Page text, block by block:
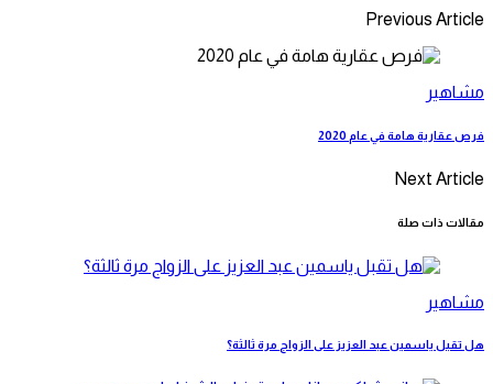
Previous Article
مشاهير
فرص عقارية هامة في عام 2020
Next Article
مقالات ذات صلة
مشاهير
هل تقبل ياسمين عبد العزيز على الزواج مرة ثالثة؟